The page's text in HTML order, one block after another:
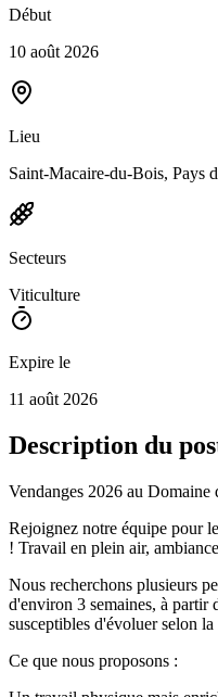
Début
10 août 2026
Lieu
Saint-Macaire-du-Bois, Pays
Secteurs
Viticulture
Expire le
11 août 2026
Description du
Vendanges 2026 au Domaine
Rejoignez notre équipe pour
! Travail en plein air,
Nous recherchons plusieurs
d'environ 3 semaines, à partir
susceptibles d'évoluer selon
Ce que nous proposons :